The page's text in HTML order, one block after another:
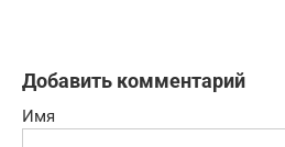
Добавить комментарий
Имя